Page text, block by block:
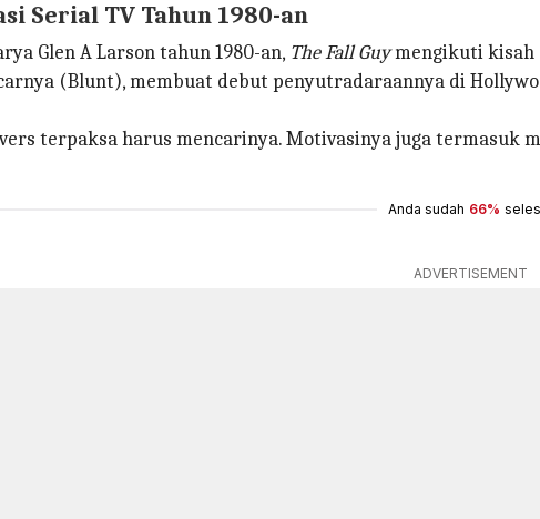
Serial TV Tahun 1980-an
Glen A Larson tahun 1980-an, The Fall Guymengikuti kisah
(Blunt), membuat debut penyutradaraannya di
terpaksa harus mencarinya. Motivasinya juga termasuk
Anda sudah 66%
ADVERTISEMENT